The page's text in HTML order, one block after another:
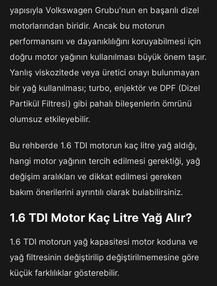
yapısıyla Volkswagen Grubu'nun en başarılı dizel
motorlarından biridir. Ancak bu motorun
performansını ve dayanıklılığını koruyabilmesi için
doğru motor yağının kullanılması büyük önem taşır.
Yanlış viskozitede veya üretici onayı bulunmayan
bir yağ kullanılması; turbo, enjektör ve DPF (Dizel
Partikül Filtresi) gibi pahalı bileşenlerin ömrünü
olumsuz etkileyebilir.
Bu rehberde 1.6 TDI motorun kaç litre yağ aldığı,
hangi motor yağının tercih edilmesi gerektiği, yağ
değişim aralıkları ve dikkat edilmesi gereken
bakım önerilerini ayrıntılı olarak bulabilirsiniz.
1.6 TDI Motor Kaç Litre Yağ Alır?
1.6 TDI motorun yağ kapasitesi motor koduna ve
yağ filtresinin değiştirilip değiştirilmemesine göre
küçük farklılıklar gösterebilir.